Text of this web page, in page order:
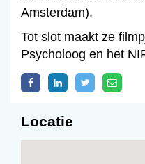
Amsterdam).
Tot slot maakt ze
Psycholoog en het
Locatie